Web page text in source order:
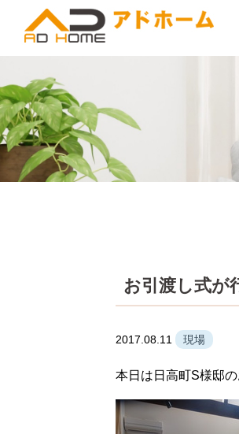
お引渡し式が
2017.08.11 現場
本日は日高町S様邸